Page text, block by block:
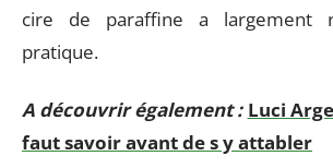
cire de paraffine a largement
pratique.
A découvrir également : Luci
faut savoir avant de s y attabler